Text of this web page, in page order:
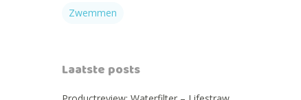
Zwemmen
Laatste posts